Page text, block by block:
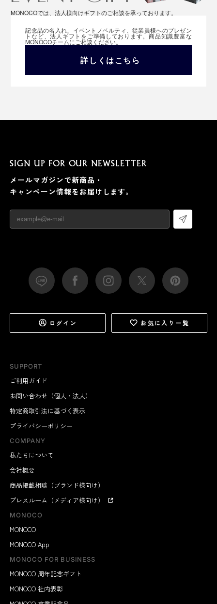
MONOCOでは、法人様向けギフトのご相談を承っております。
記念品の名入れ、イベントノベルティ、従業員様へのプレゼン
トなど、法人ギフトをご準備しております。商品知識豊富な
MONOCOチームにご相談ください。
詳しくはこちら
SUPPORT
ご利用ガイド
お問い合わせ（個人・法人）
特定商取引法に基づく表示
プライバシーポリシー
COMPANY
私たちについて
会社概要
商品掲載相談（ブランド様向け）
プレスルーム（メディア様向け）
MONOCO
MONOCO
MONOCO App
MONOCO FOR BUSINESS
MONOCO 周年記念ギフト
MONOCO 社内表彰
SIGN UP FOR OUR NEWSLETTER
メールマガジンで新商品・
キャンペーン情報をお届けします。
ログイン お気に入り一覧